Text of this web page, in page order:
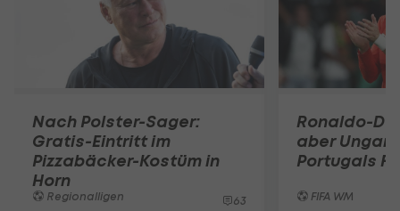
Nach Polster-Sager:
Gratis-Eintritt im
Pizzabäcker-Kostüm in
Horn
Regionalligen 63
Ronaldo-
aber
Portugals
FIFA WM